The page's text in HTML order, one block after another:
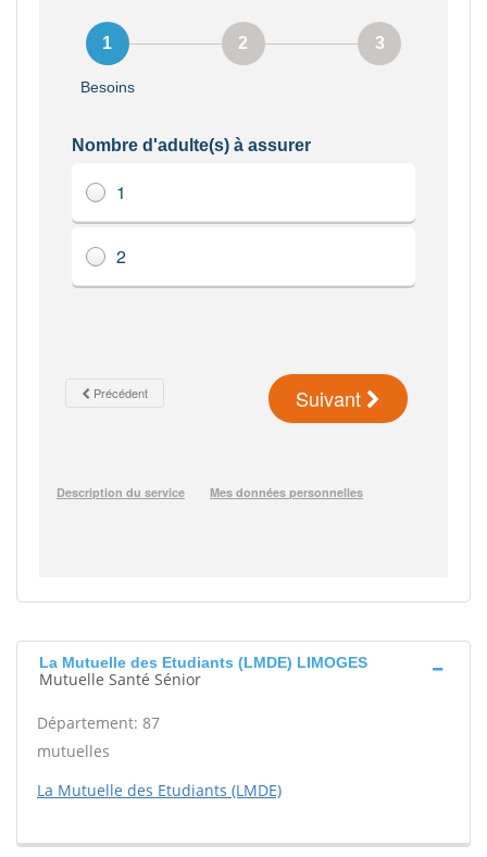
La Mutuelle des Etudiants (LMDE) LIMOGES
Mutuelle Santé Sénior
Département: 87
mutuelles
La Mutuelle des Etudiants (LMDE)